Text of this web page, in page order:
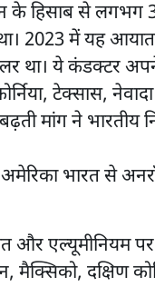
हिसाब से लगभग
2023 में यह
था। ये कंडक्टर
टेक्सास,
मांग ने भारतीय
भारत से
और एल्यूमीनियम पर
मैक्सिको, दक्षिण